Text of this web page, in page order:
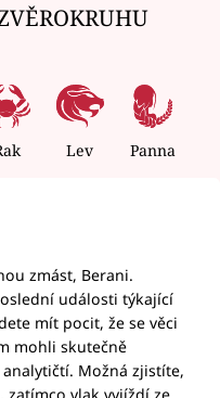
Lev Panna
zmást, Berani.
události týkající
mít pocit, že se věci
mohli skutečně
Možná zjistíte,